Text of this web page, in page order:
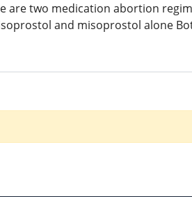
are two medication abortion
and misoprostol alone